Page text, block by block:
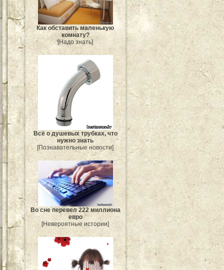
Как обставить маленькую
комнату?
[Надо знать]
Всё о душевых трубках, что
нужно знать
[Познавательные новости]
Во сне перевел 222 миллиона
евро
[Невероятные истории]